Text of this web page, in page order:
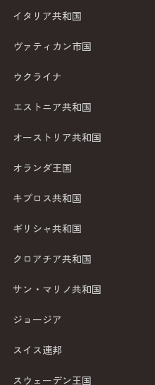
イタリア共和国
ヴァティカン市国
ウクライナ
エストニア共和国
オーストリア共和国
オランダ王国
キプロス共和国
ギリシャ共和国
クロアチア共和国
サン・マリノ共和国
ジョージア
スイス連邦
スウェーデン王国